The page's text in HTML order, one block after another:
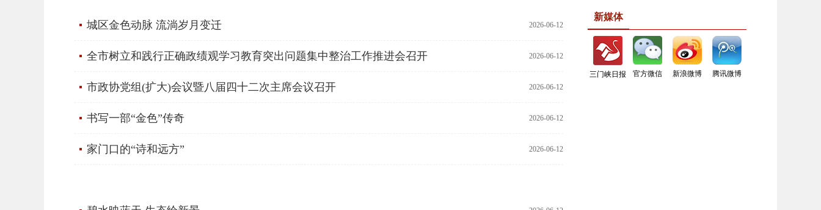
2026-06-12
城区金色动脉 流淌岁月变迁
2026-06-12
全市树立和践行正确政绩观学习教育突出问题集中整治工作推进会召开
2026-06-12
市政协党组(扩大)会议暨八届四十二次主席会议召开
2026-06-12
书写一部“金色”传奇
2026-06-12
家门口的“诗和远方”
新媒体
三门峡日报 官方微信 新浪微博 腾讯微博